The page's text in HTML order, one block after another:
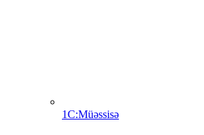
1C:Müəssisə